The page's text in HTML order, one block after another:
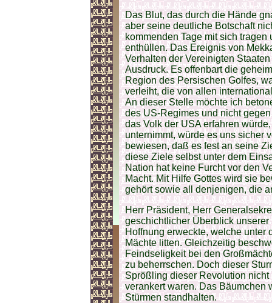
Das Blut, das durch die Hände
aber seine deutliche Botschaft
kommenden Tage mit sich
enthüllen. Das Ereignis von
Verhalten der Vereinigten
Ausdruck. Es offenbart die
Region des Persischen Golfes,
verleiht, die von allen
An dieser Stelle möchte ich
des US-Regimes und nicht
das Volk der USA erfahren
unternimmt, würde es uns sicher
bewiesen, daß es fest an seine
diese Ziele selbst unter dem
Nation hat keine Furcht vor den
Macht. Mit Hilfe Gottes wird sie
gehört sowie all denjenigen, die
Herr Präsident, Herr
geschichtlicher Überblick
Hoffnung erweckte, welche unter
Mächte litten. Gleichzeitig
Feindseligkeit bei den
zu beherrschen. Doch dieser
Sprößling dieser Revolution
verankert waren. Das Bäumchen
Stürmen standhalten.